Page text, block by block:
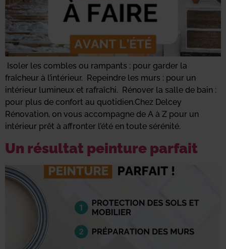
Isoler les combles ou rampants : pour garder la
fraîcheur à l’intérieur. Repeindre les murs : pour un
intérieur lumineux et rafraîchi. Rénover la salle de bain :
pour plus de confort au quotidien.Chez Delcey
Rénovation, on vous accompagne de A à Z pour un
intérieur prêt à affronter l’été en toute sérénité.
Un résultat peinture parfait